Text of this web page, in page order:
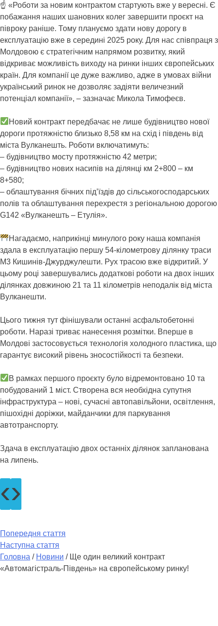
☝️ «Роботи за новим контрактом стартують вже у вересні. Є
побажання наших шановних колег завершити проєкт на
півроку раніше. Тому плануємо здати нову дорогу в
експлуатацію вже в середині 2025 року. Для нас співпраця з
Молдовою є стратегічним напрямом розвитку, який
відкриває можливість виходу на ринки інших європейських
країн. Для компанії це дуже важливо, адже в умовах війни
український ринок не дозволяє задіяти величезний
потенціал компанії», – зазначає Микола Тимофеєв.
Новий контракт передбачає не лише будівництво нової
дороги протяжністю близько 8,58 км на схід і південь від
міста Вулканешть. Роботи включатимуть:
– будівництво мосту протяжністю 42 метри;
– будівництво нових насипів на ділянці км 2+800 – км
8+580;
– облаштування бічних під’їздів до сільськогосподарських
полів та облаштування перехрестя з регіональною дорогою
G142 «Вулканешть – Етулія».
Нагадаємо, наприкінці минулого року наша компанія
здала в експлуатацію першу 54-кілометрову ділянку траси
М3 Кишинів-Джурджулешти. Рух трасою вже відкритий. У
цьому році завершувались додаткові роботи на двох інших
ділянках довжиною 21 та 11 кілометрів неподалік від міста
Вулканешти.
Цього тижня тут фінішували останні асфальтобетонні
роботи. Наразі триває нанесення розмітки. Вперше в
Молдові застосовується технологія холодного пластика, що
гарантує високий рівень зносостійкості та безпеки.
В рамках першого проєкту було відремонтовано 10 та
побудований 1 міст. Створена вся необхідна супутня
інфраструктура – нові, сучасні автопавільйони, освітлення,
пішохідні доріжки, майданчики для паркування
автотранспорту.
Здача в експлуатацію двох останніх ділянок запланована
на липень.
‹›
Попередня стаття
Наступна стаття
Головна / Новини / Ще один великий контракт
«Автомагістраль-Південь» на європейському ринку!